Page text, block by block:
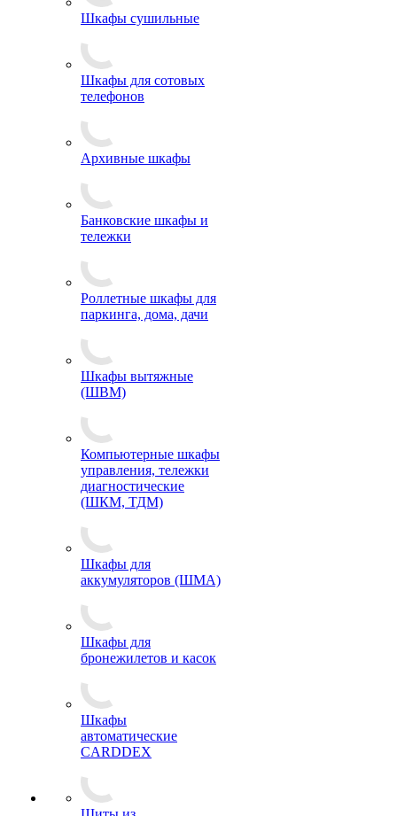
Шкафы сушильные
Шкафы для сотовых
телефонов
Архивные шкафы
Банковские шкафы и
тележки
Роллетные шкафы для
паркинга, дома, дачи
Шкафы вытяжные
(ШВМ)
Компьютерные шкафы
управления, тележки
диагностические
(ШКМ, ТДМ)
Шкафы для
аккумуляторов (ШМА)
Шкафы для
бронежилетов и касок
Шкафы
автоматические
CARDDEX